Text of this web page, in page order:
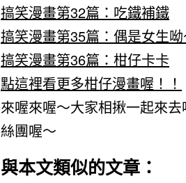
搞笑漫畫第32篇：吃鐵補鐵
搞笑漫畫第35篇：偶是女生
搞笑漫畫第36篇：柑仔卡卡
點這裡看更多柑仔漫畫喔！！
來喔來喔～大家相揪一起來
絲團喔～
與本文類似的文章：